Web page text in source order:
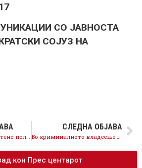
СО ЈАВНОСТА
СОЈУЗ НА
Информација за платено политичко рекламирање на СДСМ во кампањата за локалните избори
СЛЕДНА ОБЈАВА
Во криминалното владеење на ВМРО-ДПМНЕ пари имаше само за Груевски и неговите соработници, денес растат платите на граѓаните
кон Прес центарот